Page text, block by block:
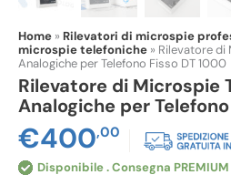
Home » Rilevatori di microspie
microspie telefoniche » Rilevatore di
Analogiche per Telefono Fisso DT 1000
Rilevatore di Microspie
Analogiche per
€400,00
Disponibile